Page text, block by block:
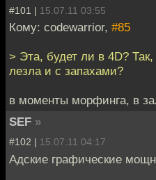
#101 | 15.07.11 03:55
Кому: codewarrior, #85
> Эта, будет ли в 4D?
лезла и с запахами?
в моменты морфинга, в
SEF »
#102 | 15.07.11 04:17
Адские графические